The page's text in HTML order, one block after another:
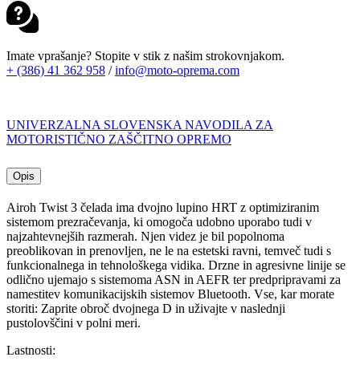
KING
YELLOW
količina
Imate vprašanje? Stopite v stik z našim strokovnjakom.
+ (386) 41 362 958 /info@moto-oprema.com
UNIVERZALNA SLOVENSKA NAVODILA ZA
MOTORISTIČNO ZAŠČITNO OPREMO
Opis
Airoh Twist 3 čelada ima dvojno lupino HRT z optimiziranim
sistemom prezračevanja, ki omogoča udobno uporabo tudi v
najzahtevnejših razmerah. Njen videz je bil popolnoma
preoblikovan in prenovljen, ne le na estetski ravni, temveč tudi s
funkcionalnega in tehnološkega vidika. Drzne in agresivne linije se
odlično ujemajo s sistemoma ASN in AEFR ter predpripravami za
namestitev komunikacijskih sistemov Bluetooth. Vse, kar morate
storiti: Zaprite obroč dvojnega D in uživajte v naslednji
pustolovščini v polni meri.
Lastnosti: